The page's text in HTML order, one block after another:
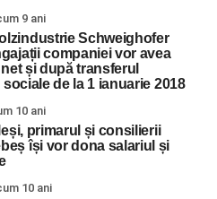
9 ani
Schweighofer
companiei vor avea
și după transferul
de la 1 ianuarie 2018
10 ani
primarul și consilierii
își vor dona salariul și
10 ani